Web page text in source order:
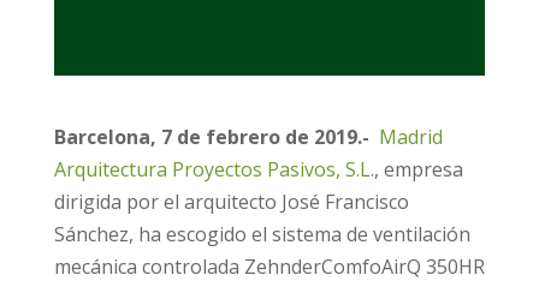
Barcelona, 7 de febrero de 2019.- Madrid
Arquitectura Proyectos Pasivos, S.L., empresa
dirigida por el arquitecto José Francisco
Sánchez, ha escogido el sistema de ventilación
mecánica controlada ZehnderComfoAirQ 350HR